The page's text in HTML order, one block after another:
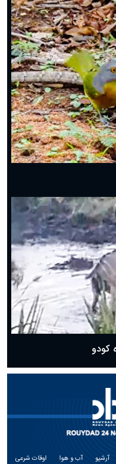
کودو
آرشیو آب و هوا اوقات شرعی